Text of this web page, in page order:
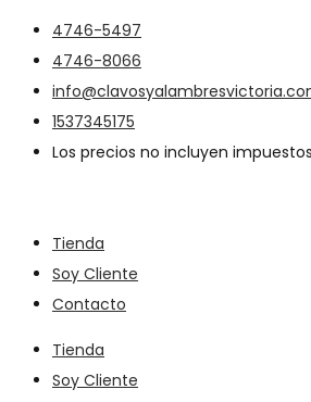
4746-5497
4746-8066
1537345175
Los precios no incluyen impuestos
Tienda
Soy Cliente
Contacto
Tienda
Soy Cliente